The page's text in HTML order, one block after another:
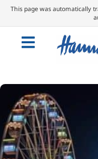
This page was automatically